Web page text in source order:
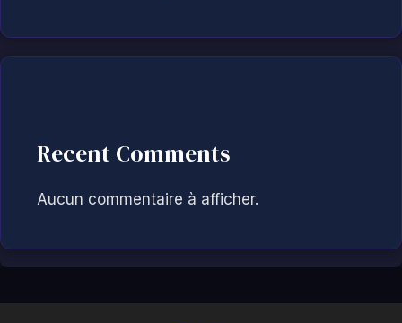
Recent Comments
Aucun commentaire à afficher.